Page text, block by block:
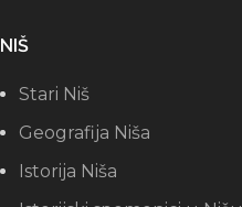
NIŠ
Stari Niš
Geografija Niša
Istorija Niša